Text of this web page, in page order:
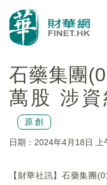
石藥集團
萬股 涉資
原創
日期：2024年4月18日 上
【財華社訊】石藥集團